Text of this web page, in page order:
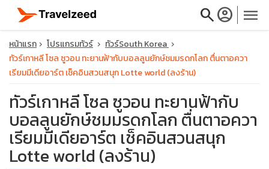
searchaccount_circle menu
close
travel_explore
หน้าแรก โปรแกรมทัวร์
ทัวร์South Korea
ทัวร์เกาหลี โซล ซูวอน ทะยานฟ้ากับบอลลูนยักษ์ชมมรดกโลก ตื่นตาอควา
เรียมมีเดียอาร์ต เช็คอินสวนสนุก Lotte world (ลงร้าน)
ทัวร์เกาหลี โซล ซูวอน ทะยานฟ้ากับ
บอลลูนยักษ์ชมมรดกโลก ตื่นตาอควา
เรียมมีเดียอาร์ต เช็คอินสวนสนุก
Lotte world (ลงร้าน)